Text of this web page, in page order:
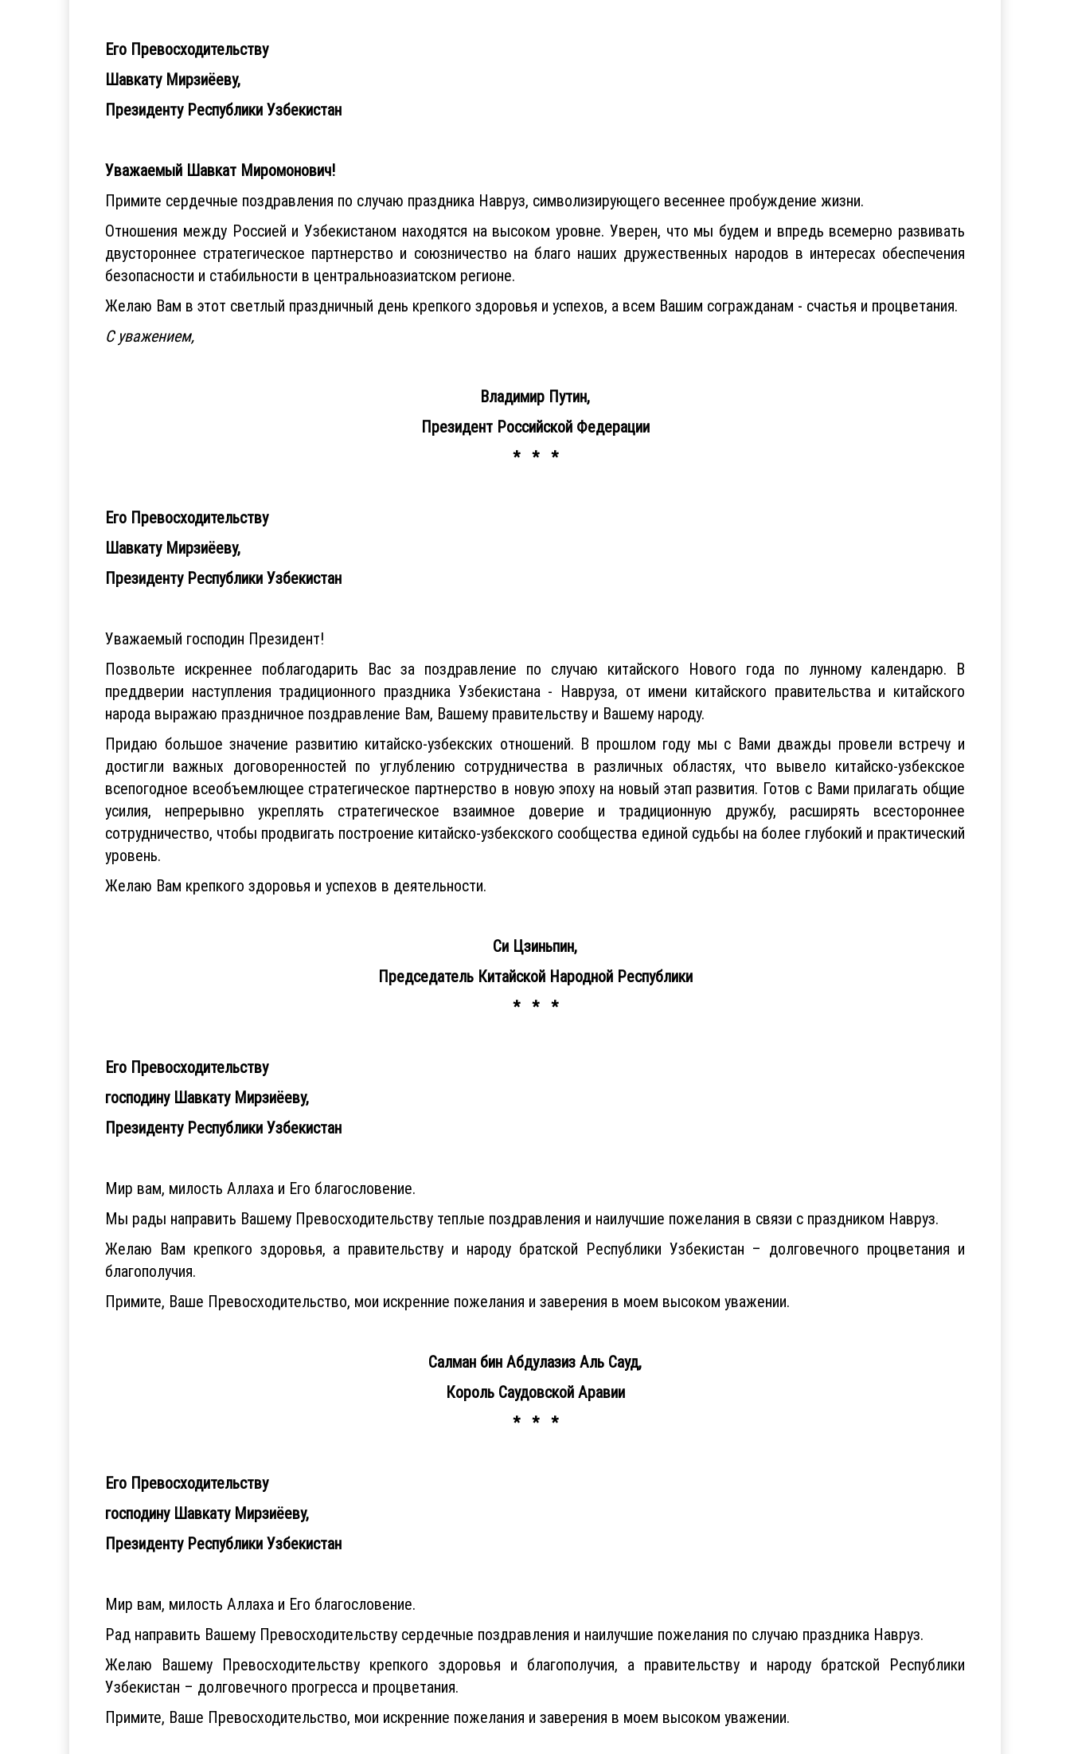
Его Превосходительству
Шавкату Мирзиёеву,
Президенту Республики Узбекистан
Уважаемый Шавкат Миромонович!
Примите сердечные поздравления по случаю праздника Навруз, символизирующего весеннее пробуждение жизни.
Отношения между Россией и Узбекистаном находятся на высоком уровне. Уверен, что мы будем и впредь всемерно развивать
двустороннее стратегическое партнерство и союзничество на благо наших дружественных народов в интересах обеспечения
безопасности и стабильности в центральноазиатском регионе.
Желаю Вам в этот светлый праздничный день крепкого здоровья и успехов, а всем Вашим согражданам - счастья и процветания.
С уважением,
Владимир Путин,
Президент Российской Федерации
* * *
Его Превосходительству
Шавкату Мирзиёеву,
Президенту Республики Узбекистан
Уважаемый господин Президент!
Позвольте искреннее поблагодарить Вас за поздравление по случаю китайского Нового года по лунному календарю. В
преддверии наступления традиционного праздника Узбекистана - Навруза, от имени китайского правительства и китайского
народа выражаю праздничное поздравление Вам, Вашему правительству и Вашему народу.
Придаю большое значение развитию китайско-узбекских отношений. В прошлом году мы с Вами дважды провели встречу и
достигли важных договоренностей по углублению сотрудничества в различных областях, что вывело китайско-узбекское
всепогодное всеобъемлющее стратегическое партнерство в новую эпоху на новый этап развития. Готов с Вами прилагать общие
усилия, непрерывно укреплять стратегическое взаимное доверие и традиционную дружбу, расширять всестороннее
сотрудничество, чтобы продвигать построение китайско-узбекского сообщества единой судьбы на более глубокий и практический
уровень.
Желаю Вам крепкого здоровья и успехов в деятельности.
Си Цзиньпин,
Председатель Китайской Народной Республики
* * *
Его Превосходительству
господину Шавкату Мирзиёеву,
Президенту Республики Узбекистан
Мир вам, милость Аллаха и Его благословение.
Мы рады направить Вашему Превосходительству теплые поздравления и наилучшие пожелания в связи с праздником Навруз.
Желаю Вам крепкого здоровья, а правительству и народу братской Республики Узбекистан – долговечного процветания и
благополучия.
Примите, Ваше Превосходительство, мои искренние пожелания и заверения в моем высоком уважении.
Салман бин Абдулазиз Аль Сауд,
Король Саудовской Аравии
* * *
Его Превосходительству
господину Шавкату Мирзиёеву,
Президенту Республики Узбекистан
Мир вам, милость Аллаха и Его благословение.
Рад направить Вашему Превосходительству сердечные поздравления и наилучшие пожелания по случаю праздника Навруз.
Желаю Вашему Превосходительству крепкого здоровья и благополучия, а правительству и народу братской Республики
Узбекистан – долговечного прогресса и процветания.
Примите, Ваше Превосходительство, мои искренние пожелания и заверения в моем высоком уважении.